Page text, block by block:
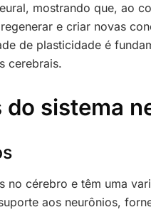
mostrando que, ao
e criar novas
de plasticidade é
cerebrais.
sistema
no cérebro e têm uma
aos neurônios,